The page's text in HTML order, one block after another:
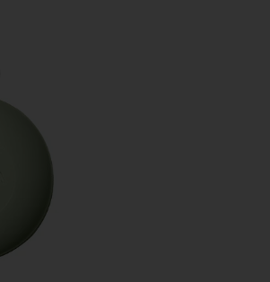
BARRA DE SABONETE CORPORAL